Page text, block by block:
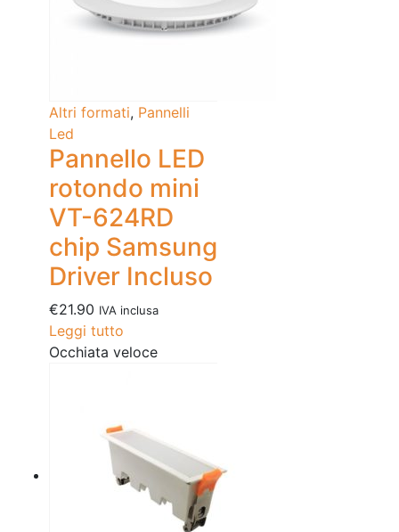
Altri formati, Pannelli
Led
Pannello LED
rotondo mini
VT-624RD
chip Samsung
Driver Incluso
€21.90 IVA inclusa
Leggi tutto
Occhiata veloce